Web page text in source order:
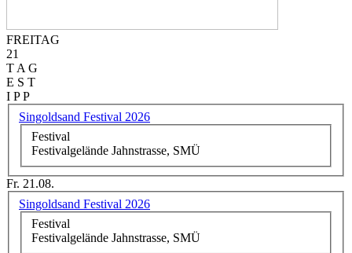
FREITAG
21
T A G
E S T
I P P
Singoldsand Festival 2026
Festival
Festivalgelände Jahnstrasse, SMÜ
Fr. 21.08.
Singoldsand Festival 2026
Festival
Festivalgelände Jahnstrasse, SMÜ